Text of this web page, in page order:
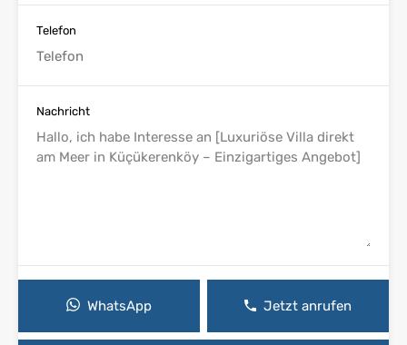
Telefon
Nachricht
WhatsApp Jetzt anrufen